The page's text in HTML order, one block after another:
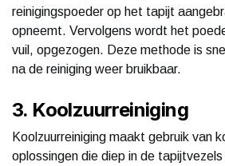
reinigingspoeder op het tapijt
opneemt. Vervolgens wordt het
vuil, opgezogen. Deze methode is
na de reiniging weer bruikbaar.
3. Koolzuurreiniging
Koolzuurreiniging maakt gebruik van
oplossingen die diep in de